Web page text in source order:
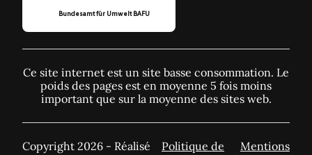
Bundesamt für Umwelt BAFU
Ce site internet est un site basse consommation. Le
poids des pages est en moyenne 5 fois moins
important que sur la moyenne des sites web.
Copyright 2026 - Réalisé
Politique de
Mentions